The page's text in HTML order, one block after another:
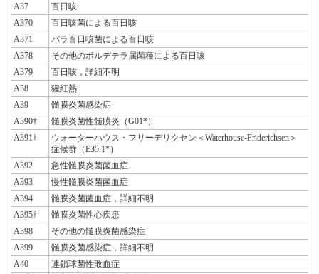
A37
百日咳
A370
百日咳菌による百日咳
A371
パラ百日咳菌による百日咳
A378
その他のボルデテラ属菌種による百日咳
A379
百日咳，詳細不明
A38
猩紅熱
A39
髄膜炎菌感染症
A390†
髄膜炎菌性髄膜炎（G01*）
A391†
ウォーターハウス・フリーデリクセン＜Waterhouse-Friderichsen＞
症候群（E35.1*）
A392
急性髄膜炎菌菌血症
A393
慢性髄膜炎菌菌血症
A394
髄膜炎菌菌血症，詳細不明
A395†
髄膜炎菌性心疾患
A398
その他の髄膜炎菌感染症
A399
髄膜炎菌感染症，詳細不明
A40
連鎖球菌性敗血症